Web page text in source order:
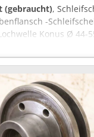
(gebraucht),
-
Konus Ø 44-
jew..: Ø 270 x 80 mm